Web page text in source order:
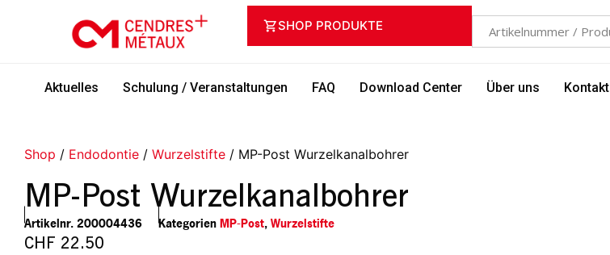
SHOP PRODUKTE
Aktuelles Schulung / Veranstaltungen FAQ Download Center Über uns Kontakt
Shop / Endodontie / Wurzelstifte / MP-Post Wurzelkanalbohrer
MP-Post Wurzelkanalbohrer
Artikelnr. 200004436 Kategorien MP-Post, Wurzelstifte
CHF 22.50